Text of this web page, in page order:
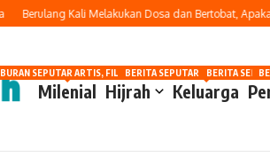
Berulang Kali Melakukan Dosa dan Bertobat,
Milenial
SEPUTAR ARTIS, FILM, DAN GOSIP
Hijrah Keluarga
BERITA SEPUTAR OTOMOTIF
BERITA